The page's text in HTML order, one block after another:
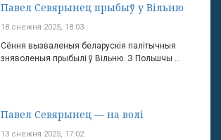
Павел Севярынец прыбыў у Вільню
18 снежня 2025, 18:03
Сёння вызваленыя беларускія палітычныя
зняволеныя прыбылі ў Вільню. З Польшчы ...
Павел Севярынец — на волі
13 снежня 2025, 17:02